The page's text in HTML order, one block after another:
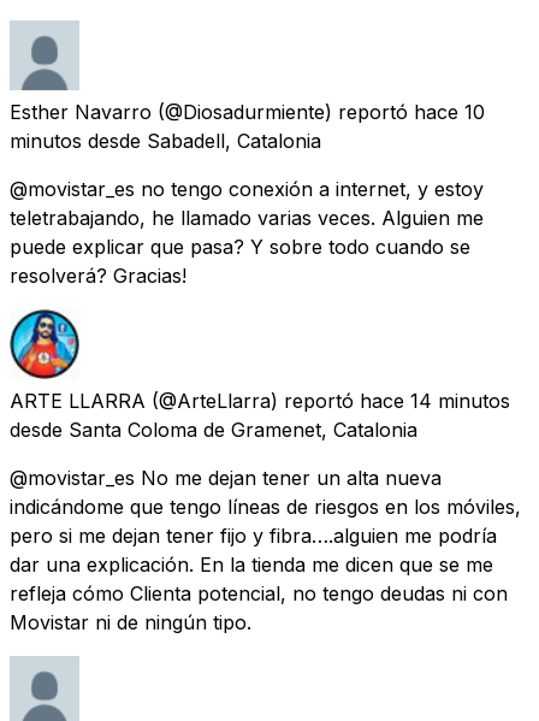
Esther Navarro (@Diosadurmiente) reportó hace 10
minutos desde Sabadell, Catalonia
@movistar_es no tengo conexión a internet, y estoy
teletrabajando, he llamado varias veces. Alguien me
puede explicar que pasa? Y sobre todo cuando se
resolverá? Gracias!
ARTE LLARRA (@ArteLlarra) reportó hace 14 minutos
desde Santa Coloma de Gramenet, Catalonia
@movistar_es No me dejan tener un alta nueva
indicándome que tengo líneas de riesgos en los móviles,
pero si me dejan tener fijo y fibra….alguien me podría
dar una explicación. En la tienda me dicen que se me
refleja cómo Clienta potencial, no tengo deudas ni con
Movistar ni de ningún tipo.